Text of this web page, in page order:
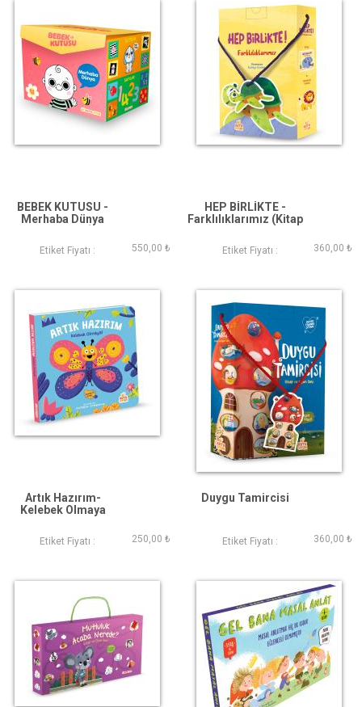
BEBEK KUTUSU -
Merhaba Dünya
Kutusu)
Etiket Fiyatı : 550,00 ₺
HEP BİRLİKTE -
Farklılıklarımız (Kitap
Etiket Fiyatı : 360,00 ₺
Artık Hazırım-
Kelebek Olmaya
Etiket Fiyatı : 250,00 ₺
Duygu Tamircisi
Etiket Fiyatı : 360,00 ₺